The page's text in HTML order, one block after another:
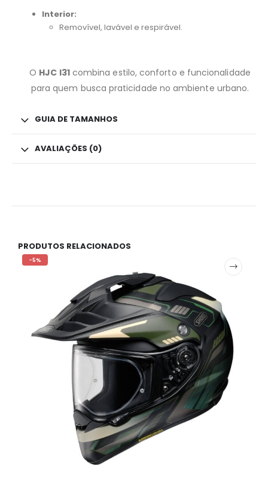
Interior:
Removível, lavável e respirável.
O HJC I31combina estilo, conforto e funcionalidade
para quem busca praticidade no ambiente urbano.
GUIA DE TAMANHOS
AVALIAÇÕES (0)
PRODUTOS RELACIONADOS
-5%